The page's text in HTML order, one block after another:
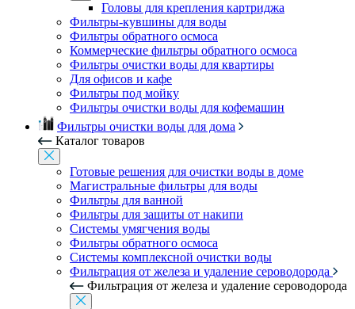
Головы для крепления картриджа
Фильтры-кувшины для воды
Фильтры обратного осмоса
Коммерческие фильтры обратного осмоса
Фильтры очистки воды для квартиры
Для офисов и кафе
Фильтры под мойку
Фильтры очистки воды для кофемашин
Фильтры очистки воды для дома
Каталог товаров
Готовые решения для очистки воды в доме
Магистральные фильтры для воды
Фильтры для ванной
Фильтры для защиты от накипи
Системы умягчения воды
Фильтры обратного осмоса
Системы комплексной очистки воды
Фильтрация от железа и удаление сероводорода
Фильтрация от железа и удаление сероводорода